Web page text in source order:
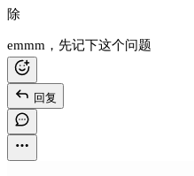
除
emmm，先记下这个问题
回复